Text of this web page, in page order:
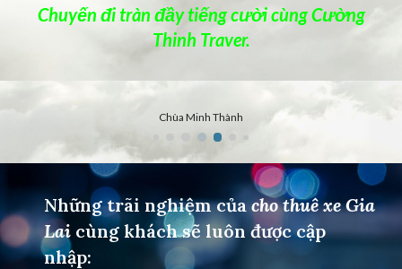
Chuyến đi tràn đầy tiếng cười cùng Cường
Thinh Traver.
Hàng thông 100 tuổi
Những trãi nghiệm củacho thuê xe Gia
Lai cùng khách sẽ luôn được cập
nhập: